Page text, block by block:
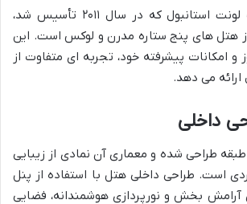
هتل حیات سنتریک لونت استانبول که در سال ۲۰۱۱ تأسیس شد،
از هتل های پنج ستاره مدرن و لوکس است. این
و امکانات پیشرفته خود، تجربه ای متفاوت از
ارائه می دهد.
داخلی
ساختمان هتل در ۱۵ طبقه طراحی شده و معماری آن نمادی از زیبایی
است. طراحی داخلی هتل با استفاده از پنل
بخش و نورپردازی هوشمندانه، فضایی